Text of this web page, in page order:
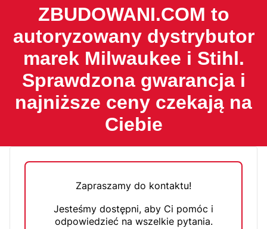
ZBUDOWANI.COM to
autoryzowany dystrybutor
marek Milwaukee i Stihl.
Sprawdzona gwarancja i
najniższe ceny czekają na
Ciebie
Zapraszamy do kontaktu!
Jesteśmy dostępni, aby Ci pomóc i
odpowiedzieć na wszelkie pytania.